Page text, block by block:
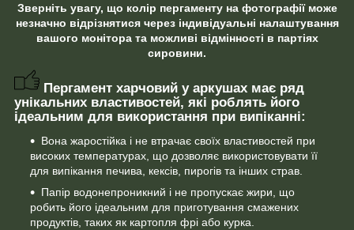
Зверніть увагу, що колір пергаменту на фотографії може
незначно відрізнятися через індивідуальні налаштування
вашого монітора та можливі відмінності в партіях
сировини.
Пергамент харчовий у аркушах має ряд
унікальних властивостей, які роблять його
ідеальним для використання при випіканні:
Вона жаростійка і не втрачає своїх властивостей при
високих температурах, що дозволяє використовувати її
для випікання печива, кексів, пирогів та інших страв.
Папір водонепроникний і не пропускає жири, що
робить його ідеальним для приготування смажених
продуктів, таких як картопля фрі або курка.